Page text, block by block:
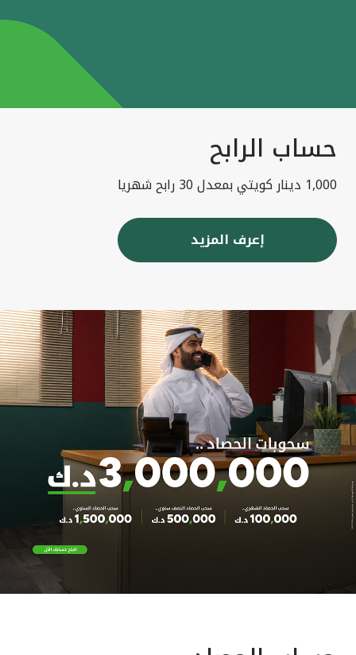
حساب الرابح
1,000 دينار كويتي بمعدل 30 رابح شهريا
إعرف المزيد